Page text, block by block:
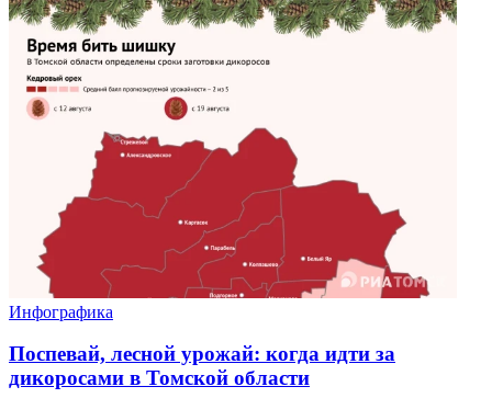
Инфографика
Поспевай, лесной урожай: когда идти за
дикоросами в Томской области